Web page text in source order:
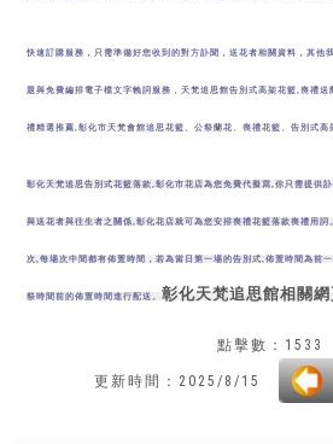
快速訂購服務，只需準備好您收到的對方訃聞，送花者相關資料，其他
題與免費編排電子檔文字輓詞服務，天梵追思館告別式高架花籃,喪禮送
禮精選推薦,彰化市天梵會館追思花籃、公祭蘭花、喪禮花籃、告別式高
彰化天梵追思告別式花籃落款,彰化市花店為您免費代擬寫,你只需提供
與送花者與往生者之關係,彰化花店就可為您安排喪禮花籃落款喪禮用詞
次,每場次中間都有佈置時間，若為當日第一場的告別式,佈置時間為前
祭時間前的佈置時間進行配送。彰化天梵追思館相關網
點擊數：1533
更新時間：2025/8/15